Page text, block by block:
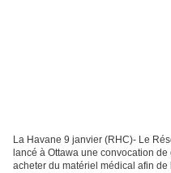
La Havane 9 janvier (RHC)- Le
lancé à Ottawa une convocation
acheter du matériel médical afin de